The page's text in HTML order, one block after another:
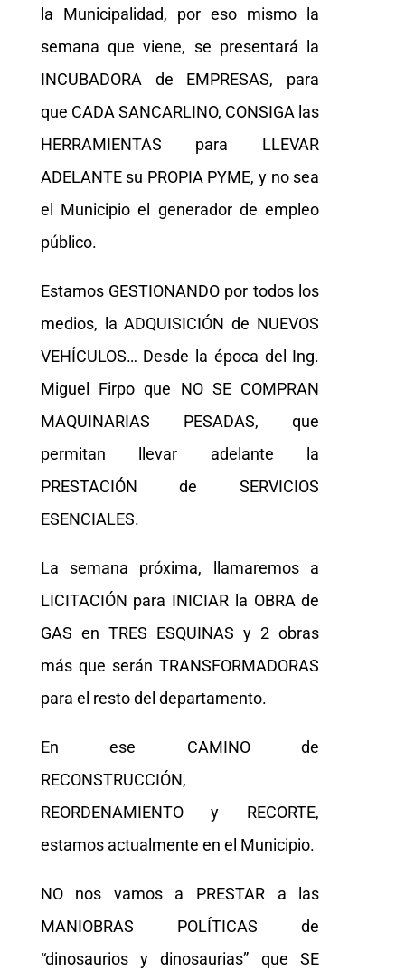
la Municipalidad, por eso mismo la
semana que viene, se presentará la
INCUBADORA de EMPRESAS, para
que CADA SANCARLINO, CONSIGA las
HERRAMIENTAS para LLEVAR
ADELANTE su PROPIA PYME, y no sea
el Municipio el generador de empleo
público.
Estamos GESTIONANDO por todos los
medios, la ADQUISICIÓN de NUEVOS
VEHÍCULOS… Desde la época del Ing.
Miguel Firpo que NO SE COMPRAN
MAQUINARIAS PESADAS, que
permitan llevar adelante la
PRESTACIÓN de SERVICIOS
ESENCIALES.
La semana próxima, llamaremos a
LICITACIÓN para INICIAR la OBRA de
GAS en TRES ESQUINAS y 2 obras
más que serán TRANSFORMADORAS
para el resto del departamento.
En ese CAMINO de
RECONSTRUCCIÓN,
REORDENAMIENTO y RECORTE,
estamos actualmente en el Municipio.
NO nos vamos a PRESTAR a las
MANIOBRAS POLÍTICAS de
“dinosaurios y dinosaurias” que SE